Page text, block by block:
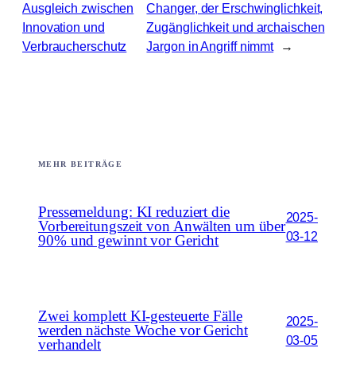
Ausgleich zwischen
Innovation und
Verbraucherschutz
Changer, der Erschwinglichkeit,
Zugänglichkeit und archaischen
Jargon in Angriff nimmt
→
MEHR BEITRÄGE
Pressemeldung: KI reduziert die
Vorbereitungszeit von Anwälten um über
90% und gewinnt vor Gericht
2025-
03-12
Zwei komplett KI-gesteuerte Fälle
werden nächste Woche vor Gericht
verhandelt
2025-
03-05